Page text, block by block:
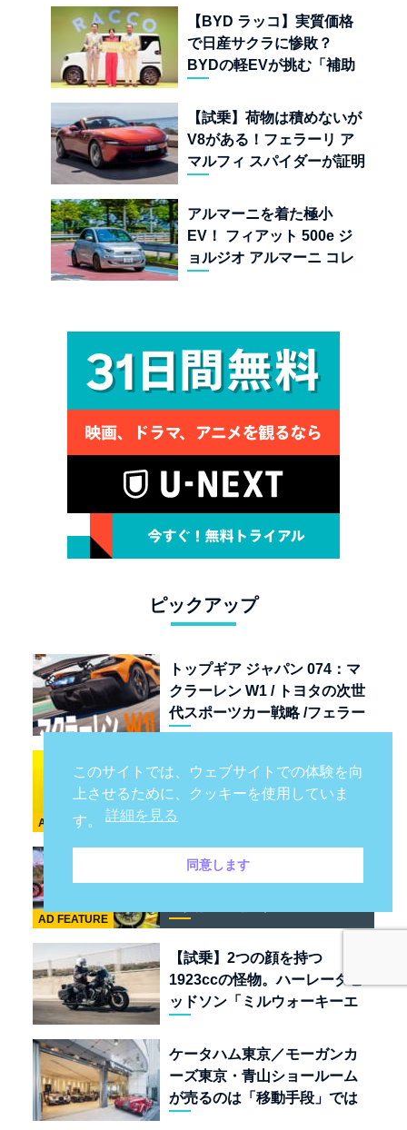
【BYD ラッコ】実質価格
で日産サクラに惨敗？
BYDの軽EVが挑む「補助
界
【試乗】荷物は積めないが
V8がある！フェラーリ ア
マルフィ スパイダーが証明
ーの至福
アルマーニを着た極小
EV！ フィアット 500e ジ
ョルジオ アルマーニ コレ
ピックアップ
トップギア ジャパン 074：マ
クラーレン W1 / トヨタの次世
代スポーツカー戦略 /フェラー
リ 849 テスタロッサ /テメラ
ポーツ
環七に米仏伊が襲来！「ジー
プ / プジョー / シトロエン / フ
ィアット / アバルト足立」は
ある
AD FEATURE
125年途絶えない大英帝国の
遺産。ロイヤルエンフィール
「BULLET 650」と“時間の
質”を愛する理由
AD FEATURE
【試乗】2つの顔を持つ
1923ccの怪物。ハーレーダビ
ッドソン「ミルウォーキーエ
ケータハム東京／モーガンカ
ーズ東京・青山ショールーム
が売るのは「移動手段」では
このサイトでは、ウェブサイトでの体験を向
上させるために、クッキーを使用していま
す。 詳細を見る
同意します